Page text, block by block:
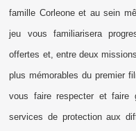
famille Corleone et au sein
jeu vous familiarisera
offertes et, entre deux
plus mémorables du premier
vous faire respecter et faire
services de protection aux